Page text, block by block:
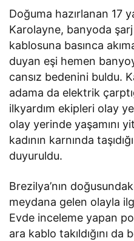
Doğuma hazırlanan 17
Karolayne, banyoda
kablosuna basınca
duyan eşi hemen
cansız bedenini buldu.
adama da elektrik
ilkyardım ekipleri olay
olay yerinde yaşamını
kadının karnında
duyuruldu.
Brezilya’nın
meydana gelen olayla
Evde inceleme yapan
ara kablo takıldığını